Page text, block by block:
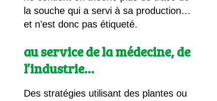
la souche qui a servi à sa production…
et n’est donc pas étiqueté.
au service de la médecine, de
l’industrie…
Des stratégies utilisant des plantes ou